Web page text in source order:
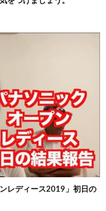
レディース2019」初日の